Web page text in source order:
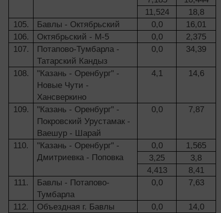
11,524
18,8
105.
Бавлы - Октябрьский 0,0
16,01
106.
Октябрьский - М-5 0,0
2,375
107.
Потапово-Тумбарла -
Татарский Кандыз
0,0 34,39
108.
"Казань - Оренбург" -
Новые Чути -
Хансверкино
4,1 14,6
109.
"Казань - Оренбург" -
Покровский Урустамак -
Ваешур - Шарай
0,0 7,87
110.
"Казань - Оренбург" -
Дмитриевка - Поповка
0,0
1,565
3,25
3,8
4,413
8,41
111.
Бавлы - Потапово-
Тумбарла
0,0 7,63
112. Объездная г. Бавлы 0,0
14,0